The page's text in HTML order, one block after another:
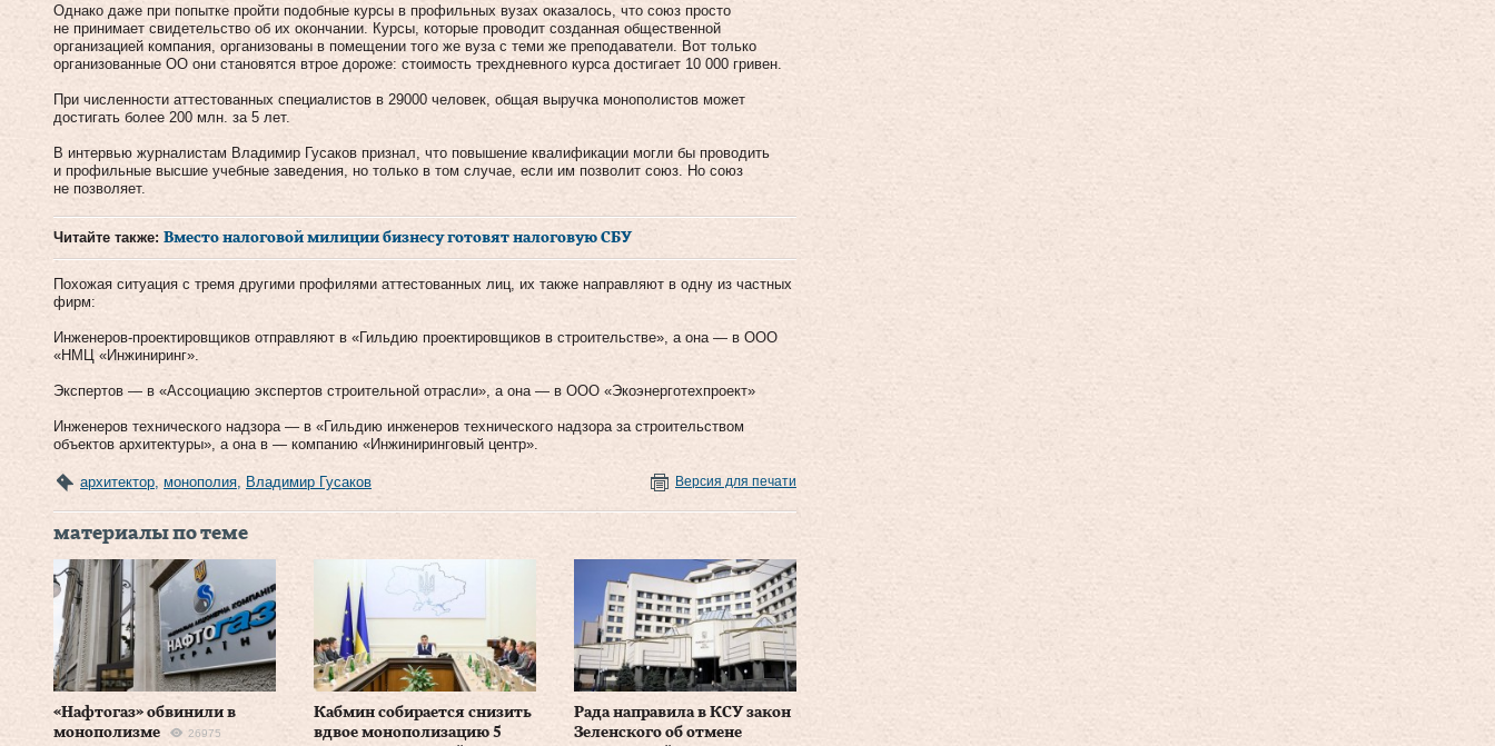
Однако даже при попытке пройти подобные курсы в профильных вузах оказалось, что союз просто
не принимает свидетельство об их окончании. Курсы, которые проводит созданная общественной
организацией компания, организованы в помещении того же вуза с теми же преподаватели. Вот только
организованные ОО они становятся втрое дороже: стоимость трехдневного курса достигает 10 000 гривен.
При численности аттестованных специалистов в 29000 человек, общая выручка монополистов может
достигать более 200 млн. за 5 лет.
В интервью журналистам Владимир Гусаков признал, что повышение квалификации могли бы проводить
и профильные высшие учебные заведения, но только в том случае, если им позволит союз. Но союз
не позволяет.
Читайте также: Вместо налоговой милиции бизнесу готовят налоговую СБУ
Похожая ситуация с тремя другими профилями аттестованных лиц, их также направляют в одну из частных
фирм:
Инженеров-проектировщиков отправляют в «Гильдию проектировщиков в строительстве», а она — в ООО
«НМЦ «Инжиниринг».
Экспертов — в «Ассоциацию экспертов строительной отрасли», а она — в ООО «Экоэнерготехпроект»
Инженеров технического надзора — в «Гильдию инженеров технического надзора за строительством
объектов архитектуры», а она в — компанию «Инжиниринговый центр».
архитектор монополия Владимир Гусаков Версия для печати
материалы по теме
«Нафтогаз» обвинили в
монополизме
26975
Кабмин собирается снизить
вдвое монополизацию 5
Рада направила в КСУ закон
Зеленского об отмене